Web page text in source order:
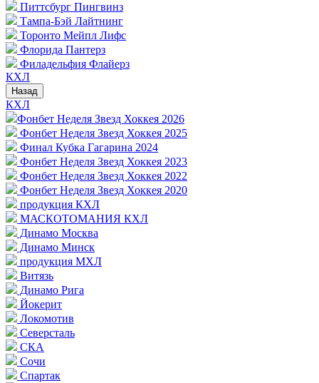
Питтсбург Пингвинз
Тампа-Бэй Лайтнинг
Торонто Мейпл Лифс
Флорида Пантерз
Филадельфия Флайерз
КХЛ
Назад
КХЛ
Фонбет Неделя Звезд Хоккея 2026
Фонбет Неделя Звезд Хоккея 2025
Финал Кубка Гагарина 2024
Фонбет Неделя Звезд Хоккея 2023
Фонбет Неделя Звезд Хоккея 2022
Фонбет Неделя Звезд Хоккея 2020
продукция КХЛ
МАСКОТОМАНИЯ КХЛ
Динамо Москва
Динамо Минск
продукция МХЛ
Витязь
Динамо Рига
Йокерит
Локомотив
Северсталь
СКА
Сочи
Спартак